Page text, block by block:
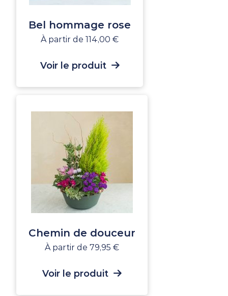
Bel hommage rose
À partir de 114,00 €
Voir le produit
Chemin de douceur
À partir de 79,95 €
Voir le produit